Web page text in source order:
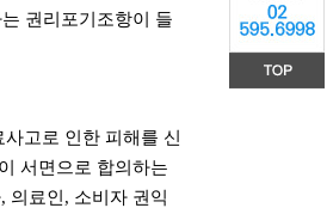
권리포기조항이 들
고로 인한 피해를 신
서면으로 합의하는
의료인, 소비자 권익